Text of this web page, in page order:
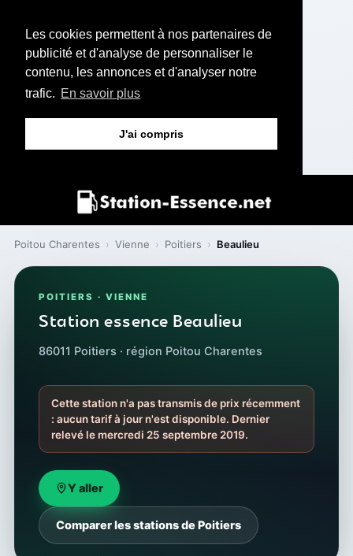
Les cookies permettent à nos partenaires de
publicité et d'analyse de personnaliser le
contenu, les annonces et d'analyser notre
trafic. En savoir plus
J'ai compris
Poitou Charentes › Vienne › Poitiers › Beaulieu
POITIERS · VIENNE
Station essence Beaulieu
86011 Poitiers · région Poitou Charentes
Cette station n'a pas transmis de prix récemment
: aucun tarif à jour n'est disponible. Dernier
relevé le mercredi 25 septembre 2019.
Y aller
Comparer les stations de Poitiers